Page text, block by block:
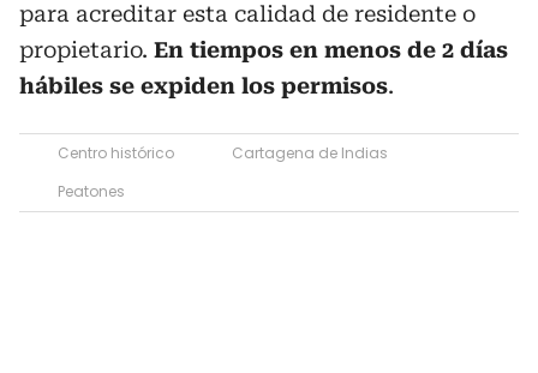
para acreditar esta calidad de residente o
propietario. En tiempos en menos de 2 días
hábiles se expiden los permisos.
Centro histórico
Cartagena de Indias
Peatones